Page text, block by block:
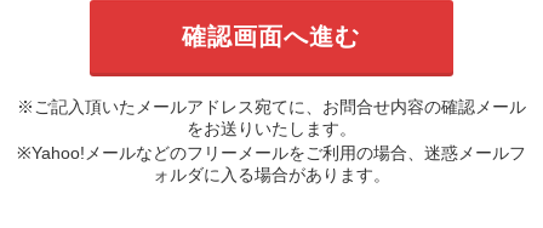
※ご記入頂いたメールアドレス宛てに、お問合せ内容の確認メール
をお送りいたします。
※Yahoo!メールなどのフリーメールをご利用の場合、迷惑メールフ
ォルダに入る場合があります。